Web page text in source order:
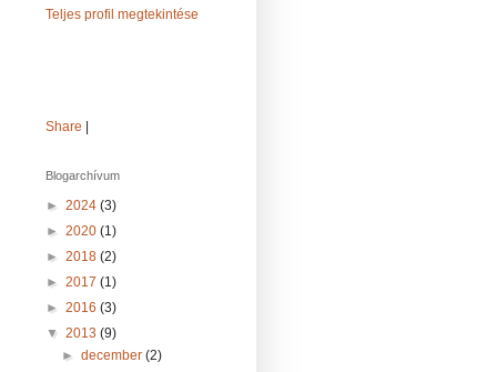
Teljes profil megtekintése
Share
Blogarchívum
► 2024 (3)
► 2020 (1)
► 2018 (2)
► 2017 (1)
► 2016 (3)
▼ 2013 (9)
►december(2)